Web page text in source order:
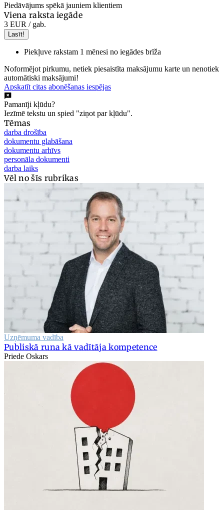
Piedāvājums spēkā jauniem klientiem
Viena raksta iegāde
3 EUR / gab.
Lasīt!
Piekļuve rakstam 1 mēnesi no iegādes brīža
Noformējot pirkumu, netiek piesaistīta maksājumu karte un nenotiek
automātiski maksājumi!
Apskatīt citas abonēšanas iespējas
Pamanīji kļūdu?
Iezīmē tekstu un spied "ziņot par kļūdu".
Tēmas
darba drošība
dokumentu glabāšana
dokumentu arhīvs
personāla dokumenti
darba laiks
Vēl no šīs rubrikas
Uzņēmuma vadība
Publiskā runa kā vadītāja kompetence
Priede Oskars